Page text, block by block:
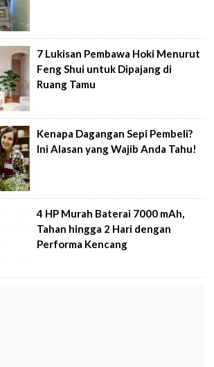
7 Lukisan Pembawa Hoki Menurut
Feng Shui untuk Dipajang di
Ruang Tamu
Kenapa Dagangan Sepi Pembeli?
Ini Alasan yang Wajib Anda Tahu!
4 HP Murah Baterai 7000 mAh,
Tahan hingga 2 Hari dengan
Performa Kencang